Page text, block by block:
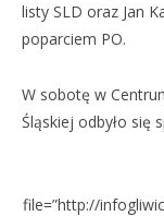
listy SLD oraz Jan
poparciem PO.
W sobotę w
Śląskiej odbyło się
file=”http://